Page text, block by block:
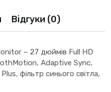
Відгуки (0)
– 27 дюймів Full HD
Adaptive Sync,
фільтр синього світла,